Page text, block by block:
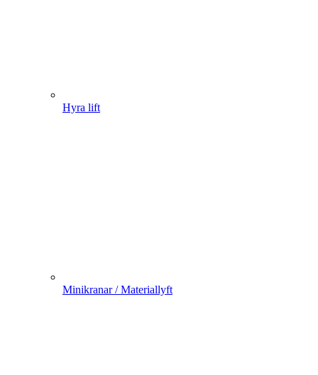
Hyra lift
Minikranar / Materiallyft